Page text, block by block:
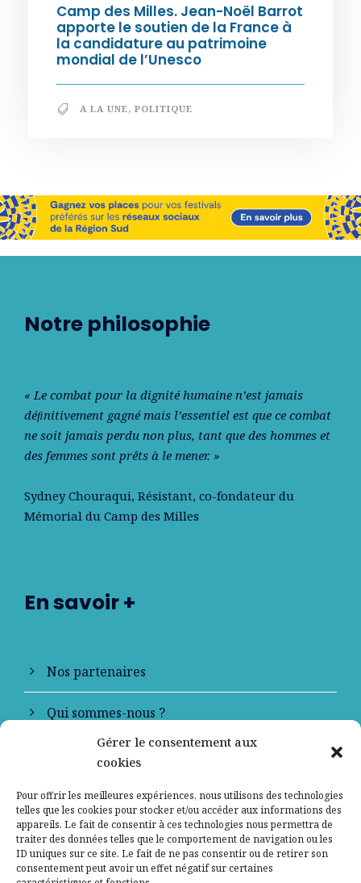
Gérer le consentement aux
cookies
Pour offrir les meilleures expériences, nous utilisons des technologies
telles que les cookies pour stocker et/ou accéder aux informations des
appareils. Le fait de consentir à ces technologies nous permettra de
traiter des données telles que le comportement de navigation ou les
ID uniques sur ce site. Le fait de ne pas consentir ou de retirer son
consentement peut avoir un effet négatif sur certaines
Camp des Milles. Jean-Noël Barrot
apporte le soutien de la France à
la candidature au patrimoine
mondial de l’Unesco
A LA UNE, POLITIQUE
Notre philosophie
« Le combat pour la dignité humaine n’est jamais
déﬁnitivement gagné mais l’essentiel est que ce combat
ne soit jamais perdu non plus, tant que des hommes et
des femmes sont prêts à le mener. »
Sydney Chouraqui, Résistant, co-fondateur du
Mémorial du Camp des Milles
En savoir +
Nos partenaires
Qui sommes-nous ?
Contactez-nous
Mentions légales
Politique de confidentialité